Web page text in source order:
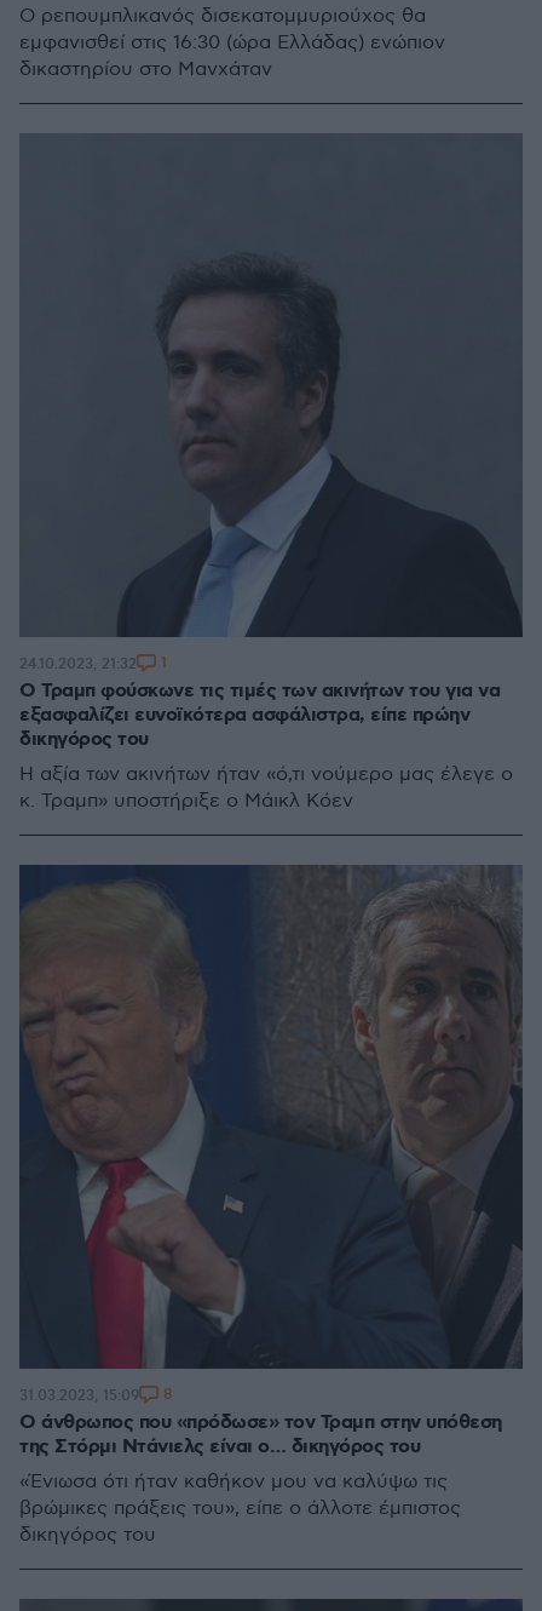
Ο ρεπουμπλικανός δισεκατομμυριούχος θα
εμφανισθεί στις 16:30 (ώρα Ελλάδας) ενώπιον
δικαστηρίου στο Μανχάταν
Ο Τραμπ φούσκωνε τις τιμές των ακινήτων του για να
εξασφαλίζει ευνοϊκότερα ασφάλιστρα, είπε πρώην
δικηγόρος του
Η αξία των ακινήτων ήταν «ό,τι νούμερο μας έλεγε ο
κ. Τραμπ» υποστήριξε ο Μάικλ Κόεν
24.10.2023, 21:32 1
Ο άνθρωπος που «πρόδωσε» τον Τραμπ στην υπόθεση
της Στόρμι Ντάνιελς είναι ο… δικηγόρος του
«Ένιωσα ότι ήταν καθήκον μου να καλύψω τις
βρώμικες πράξεις του», είπε ο άλλοτε έμπιστος
δικηγόρος του
31.03.2023, 15:09 8